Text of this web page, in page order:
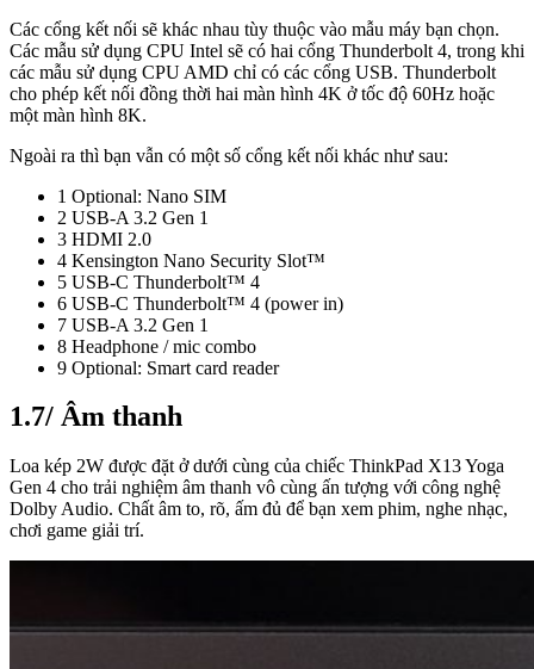
Các cổng kết nối sẽ khác nhau tùy thuộc vào mẫu máy bạn chọn.
Các mẫu sử dụng CPU Intel sẽ có hai cổng Thunderbolt 4, trong khi
các mẫu sử dụng CPU AMD chỉ có các cổng USB. Thunderbolt
cho phép kết nối đồng thời hai màn hình 4K ở tốc độ 60Hz hoặc
một màn hình 8K.
Ngoài ra thì bạn vẫn có một số cổng kết nối khác như sau:
1 Optional: Nano SIM
2 USB-A 3.2 Gen 1
3 HDMI 2.0
4 Kensington Nano Security Slot™
5 USB-C Thunderbolt™ 4
6 USB-C Thunderbolt™ 4 (power in)
7 USB-A 3.2 Gen 1
8 Headphone / mic combo
9 Optional: Smart card reader
1.7/ Âm thanh
Loa kép 2W được đặt ở dưới cùng của chiếc ThinkPad X13 Yoga
Gen 4 cho trải nghiệm âm thanh vô cùng ấn tượng với công nghệ
Dolby Audio. Chất âm to, rõ, ấm đủ để bạn xem phim, nghe nhạc,
chơi game giải trí.